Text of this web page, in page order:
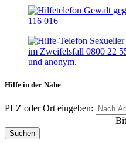
Hilfe in der Nähe
PLZ oder Ort eingeben:
Suchen